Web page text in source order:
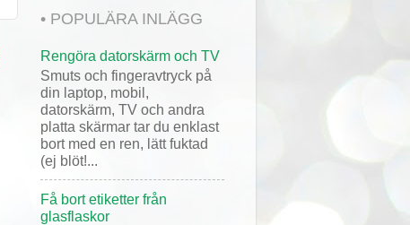
• POPULÄRA INLÄGG
Rengöra datorskärm och TV
Smuts och fingeravtryck på
din laptop, mobil,
datorskärm, TV och andra
platta skärmar tar du enklast
bort med en ren, lätt fuktad
(ej blöt!...
Få bort etiketter från
glasflaskor